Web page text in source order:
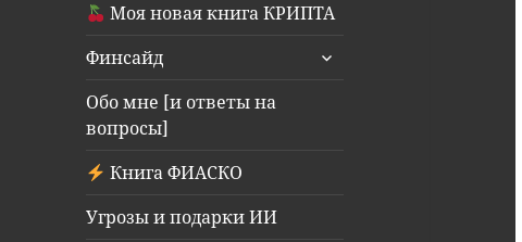
Моя новая книга КРИПТА
Финсайд
раскрыть
Обо мне [и ответы на
вопросы]
Книга ФИАСКО
Угрозы и подарки ИИ